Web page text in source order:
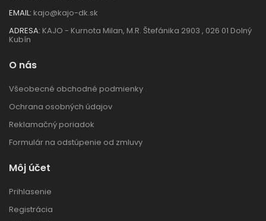
EMAIL: kajo@kajo-dk.sk
ADRESA: KAJO - Kurnota Milan, M.R. Štefánika 2903 , 026 01 Dolný
Kubín
O nás
Všeobecné obchodné podmienky
Ochrana osobných údajov
Reklamačný poriadok
Formulár na odstúpenie od zmluvy
Môj účet
Prihlasenie
Registrácia